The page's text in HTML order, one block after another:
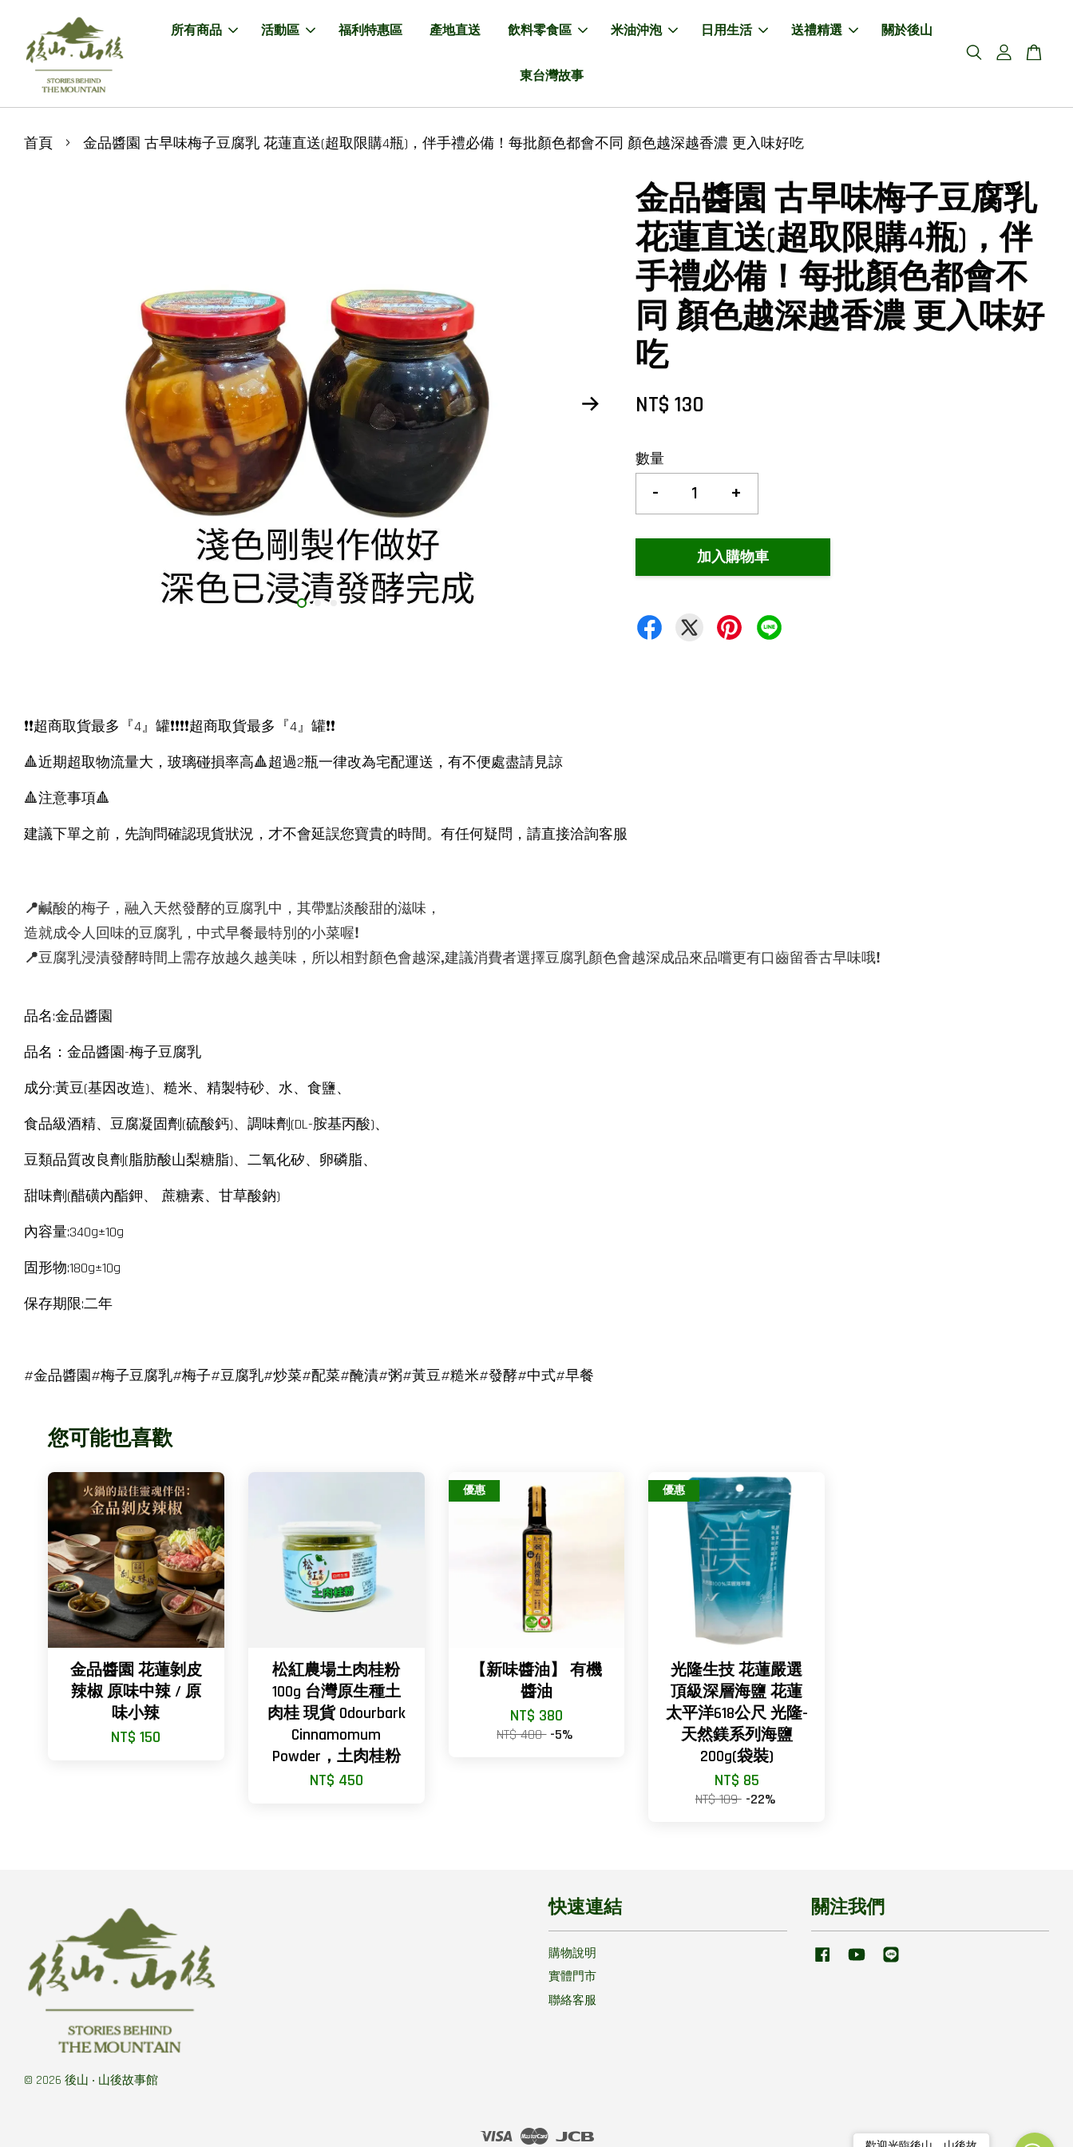
所有商品 活動區 福利特惠區 產地直送 飲料零食區 米油沖泡 日用生活 送禮精選 關於後山
東台灣故事
首頁 › 金品醬園 古早味梅子豆腐乳 花蓮直送(超取限購4瓶)，伴手禮必備！每批顏色都會不同 顏色越深越香濃 更入味好吃
金品醬園 古早味梅子豆腐乳
花蓮直送(超取限購4瓶)，伴
手禮必備！每批顏色都會不
同 顏色越深越香濃 更入味好
吃
NT$ 130
數量
- +
加入購物車
❗️❗️超商取貨最多『4』罐❗️❗️❗️❗️超商取貨最多『4』罐❗️❗️
🔺近期超取物流量大，玻璃碰損率高🔺超過2瓶一律改為宅配運送，有不便處盡請見諒
🔺注意事項🔺
建議下單之前，先詢問確認現貨狀況，才不會延誤您寶貴的時間。有任何疑問，請直接洽詢客服
📍鹹酸的梅子，融入天然發酵的豆腐乳中，其帶點淡酸甜的滋味，
造就成令人回味的豆腐乳，中式早餐最特別的小菜喔!
📍豆腐乳浸漬發酵時間上需存放越久越美味，所以相對顏色會越深,建議消費者選擇豆腐乳顏色會越深成品來品嚐更有口齒留香古早味哦!
品名:金品醬園
品名：金品醬園-梅子豆腐乳
成分:黃豆(基因改造)、糙米、精製特砂、水、食鹽、
食品級酒精、豆腐凝固劑(硫酸鈣)、調味劑(DL-胺基丙酸)、
豆類品質改良劑(脂肪酸山梨糖脂)、二氧化矽、卵磷脂、
甜味劑(醋磺內酯鉀、 蔗糖素、甘草酸鈉)
內容量:340g±10g
固形物:180g±10g
保存期限:二年
#金品醬園#梅子豆腐乳#梅子#豆腐乳#炒菜#配菜#醃漬#粥#黃豆#糙米#發酵#中式#早餐
您可能也喜歡
金品醬園 花蓮剝皮
辣椒 原味中辣 / 原
味小辣
NT$ 150
松紅農場土肉桂粉
100g 台灣原生種土
肉桂 現貨 Odourbark
Cinnamomum
Powder，土肉桂粉
NT$ 450
優惠
【新味醬油】 有機
醬油
NT$ 380
NT$ 400 -5%
優惠
光隆生技 花蓮嚴選
頂級深層海鹽 花蓮
太平洋618公尺 光隆-
天然鎂系列海鹽
200g(袋裝)
NT$ 85
NT$ 109 -22%
© 2026 後山 ‧ 山後故事館
快速連結
購物說明
實體門市
聯絡客服
關注我們
FacebookYouTube
Visa Master JCB